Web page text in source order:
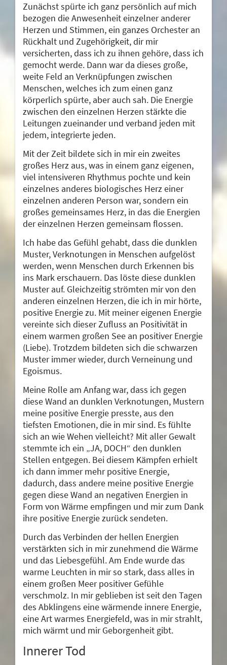
Zunächst spürte ich ganz persönlich auf mich
bezogen die Anwesenheit einzelner anderer
Herzen und Stimmen, ein ganzes Orchester an
Rückhalt und Zugehörigkeit, dir mir
versicherten, dass ich zu ihnen gehöre, dass ich
gemocht werde. Dann war da dieses große,
weite Feld an Verknüpfungen zwischen
Menschen, welches ich zum einen ganz
körperlich spürte, aber auch sah. Die Energie
zwischen den einzelnen Herzen stärkte die
Leitungen zueinander und verband jeden mit
jedem, integrierte jeden.
Mit der Zeit bildete sich in mir ein zweites
großes Herz aus, was in einem ganz eigenen,
viel intensiveren Rhythmus pochte und kein
einzelnes anderes biologisches Herz einer
einzelnen anderen Person war, sondern ein
großes gemeinsames Herz, in das die Energien
der einzelnen Herzen gemeinsam flossen.
Ich habe das Gefühl gehabt, dass die dunklen
Muster, Verknotungen in Menschen aufgelöst
werden, wenn Menschen durch Erkennen bis
ins Mark erschauern. Das löste diese dunklen
Muster auf. Gleichzeitig strömten mir von den
anderen einzelnen Herzen, die ich in mir hörte,
positive Energie zu. Mit meiner eigenen Energie
vereinte sich dieser Zufluss an Positivität in
einem warmen großen See an positiver Energie
(Liebe). Trotzdem bildeten sich die schwarzen
Muster immer wieder, durch Verneinung und
Egoismus.
Meine Rolle am Anfang war, dass ich gegen
diese Wand an dunklen Verknotungen, Mustern
meine positive Energie presste, aus den
tiefsten Emotionen, die in mir sind. Es fühlte
sich an wie Wehen vielleicht? Mit aller Gewalt
stemmte ich ein „JA, DOCH“ den dunklen
Stellen entgegen. Bei diesem Kämpfen erhielt
ich dann immer mehr positive Energie,
dadurch, dass andere meine positive Energie
gegen diese Wand an negativen Energien in
Form von Wärme empfingen und mir zum Dank
ihre positive Energie zurück sendeten.
Durch das Verbinden der hellen Energien
verstärkten sich in mir zunehmend die Wärme
und das Liebesgefühl. Am Ende wurde das
warme Leuchten in mir so stark, dass alles in
einem großen Meer positiver Gefühle
verschmolz. In mir geblieben ist seit den Tagen
des Abklingens eine wärmende innere Energie,
eine Art warmes Energiefeld, was in mir strahlt,
mich wärmt und mir Geborgenheit gibt.
Innerer Tod